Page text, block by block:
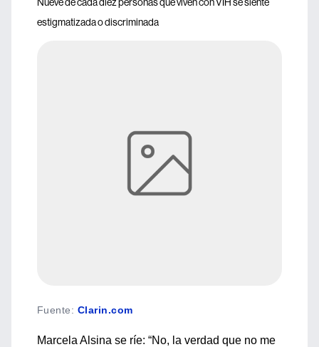
estigmatizada o discriminada
Fuente: Clarin.com
Marcela Alsina se ríe: “No, la verdad que no me